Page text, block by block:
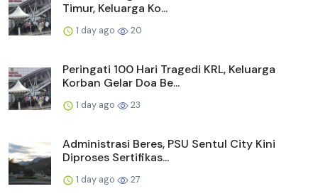
Timur, Keluarga Ko...
1 day ago 20
Peringati 100 Hari Tragedi KRL, Keluarga
Korban Gelar Doa Be...
1 day ago 23
Administrasi Beres, PSU Sentul City Kini
Diproses Sertifikas...
1 day ago 27